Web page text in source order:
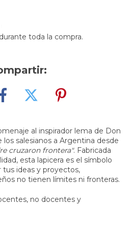
toda la compra.
al inspirador lema de Don
los salesianos a Argentina desde
cruzaron frontera". Fabricada
esta lapicera es el símbolo
ideas y proyectos,
no tienen límites ni fronteras.
no docentes y